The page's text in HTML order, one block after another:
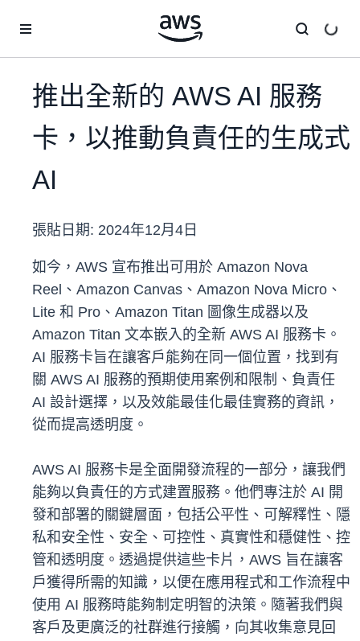
推出全新的 AWS AI 服務
卡，以推動負責任的生成式
AI
張貼日期: 2024年12月4日
如今，AWS 宣布推出可用於 Amazon Nova
Reel、Amazon Canvas、Amazon Nova Micro、
Lite 和 Pro、Amazon Titan 圖像生成器以及
Amazon Titan 文本嵌入的全新 AWS AI 服務卡。
AI 服務卡旨在讓客戶能夠在同一個位置，找到有
關 AWS AI 服務的預期使用案例和限制、負責任
AI 設計選擇，以及效能最佳化最佳實務的資訊，
從而提高透明度。
AWS AI 服務卡是全面開發流程的一部分，讓我們
能夠以負責任的方式建置服務。他們專注於 AI 開
發和部署的關鍵層面，包括公平性、可解釋性、隱
私和安全性、安全、可控性、真實性和穩健性、控
管和透明度。透過提供這些卡片，AWS 旨在讓客
戶獲得所需的知識，以便在應用程式和工作流程中
使用 AI 服務時能夠制定明智的決策。隨著我們與
客戶及更廣泛的社群進行接觸，向其收集意見回